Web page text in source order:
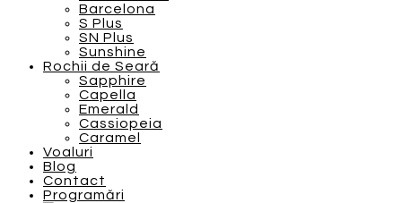
Barcelona
S Plus
SN Plus
Sunshine
Rochii de Seară
Sapphire
Capella
Emerald
Cassiopeia
Caramel
Voaluri
Blog
Contact
Programări